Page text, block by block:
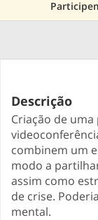
Descrição
Criação de
combinem um
modo a
assim como
de crise.
mental.